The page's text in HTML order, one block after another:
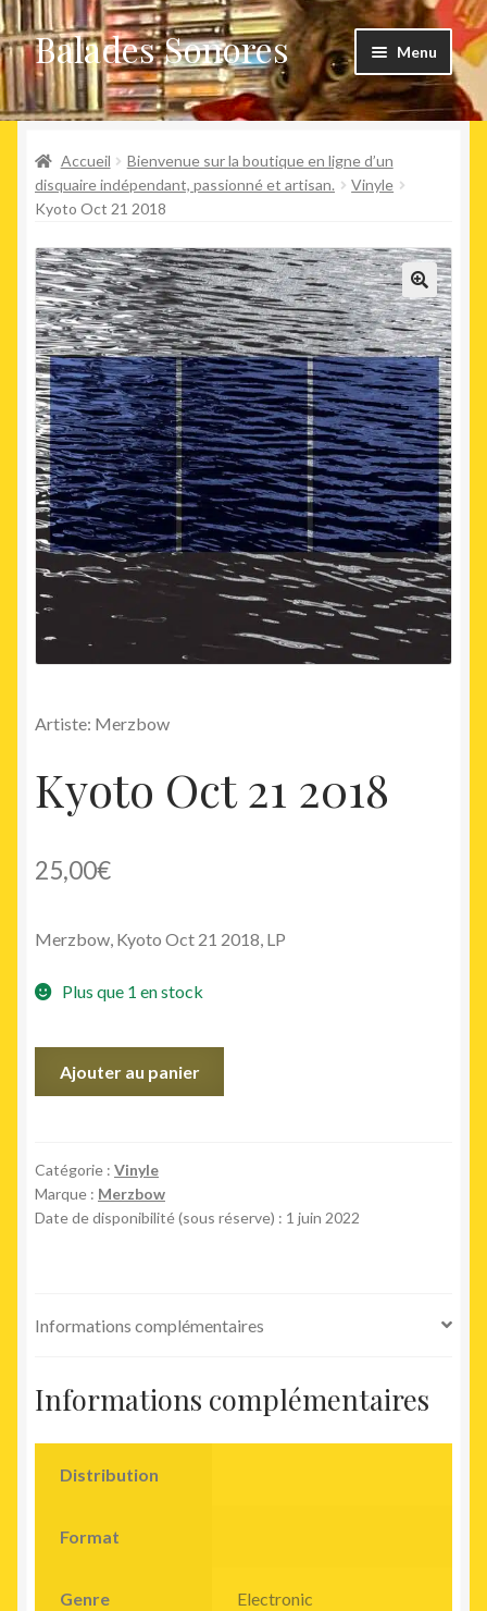
Aller
à
la
navigation
Aller
au
contenu
Balades Sonores Menu
Boutique
Nouveaux arrivages
Précommandes
Agenda
Accueil
Bienvenue sur la boutique en ligne d’un
disquaire indépendant, passionné et artisan.
Vinyle
Kyoto Oct 21 2018
🔍
Artiste: Merzbow
Kyoto Oct 21 2018
25,00€
Merzbow, Kyoto Oct 21 2018, LP
Plus que 1 en stock
21
2018
Ajouter au panier
Catégorie : Vinyle
Marque : Merzbow
Date de disponibilité (sous réserve) : 1 juin 2022
Informations complémentaires
Informations complémentaires
Distribution
Format
Genre Electronic